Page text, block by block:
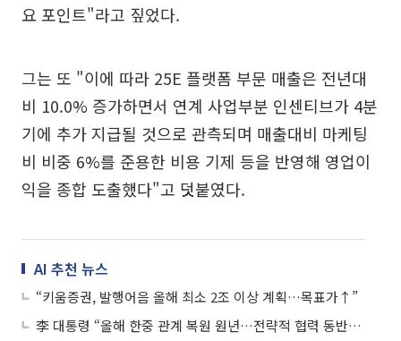
요 포인트"라고 짚었다.
그는 또 "이에 따라 25E 플랫폼 부문 매출은 전년대
비 10.0% 증가하면서 연계 사업부분 인센티브가 4분
기에 추가 지급될 것으로 관측되며 매출대비 마케팅
비 비중 6%를 준용한 비용 기제 등을 반영해 영업이
익을 종합 도출했다"고 덧붙였다.
AI 추천 뉴스
“키움증권, 발행어음 올해 최소 2조 이상 계획…목표가↑”
李 대통령 “올해 한중 관계 복원 원년…전략적 협력 동반자 관계 발전”